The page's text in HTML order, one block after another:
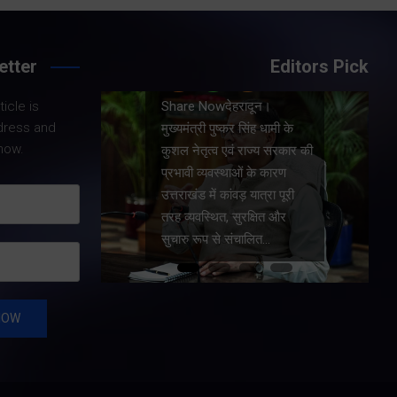
is
and
Editors Pick
धामी के
सरकार की
Share Nowदेहरादून।
मुख्यमंत्री पुष्कर सिंह धामी ने
प्रदेश में शहरी आधारभूत
सुविधाओं के सुदृढ़ीकरण तथा
जीआईएस आधारित जल-निकासी
योजना के लिए कुल 1967 करोड़
की वित्तीय स्वीकृति प्रदान की है।
…